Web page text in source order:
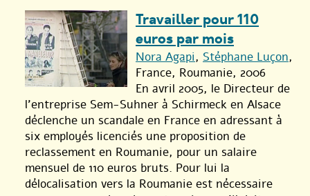
Travailler pour 110
euros par mois
Nora Agapi, Stéphane Luçon,
France, Roumanie, 2006
En avril 2005, le Directeur de
l’entreprise Sem-Suhner à Schirmeck en Alsace
déclenche un scandale en France en adressant à
six employés licenciés une proposition de
reclassement en Roumanie, pour un salaire
mensuel de 110 euros bruts. Pour lui la
délocalisation vers la Roumanie est nécessaire